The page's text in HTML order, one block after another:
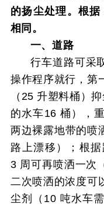
的扬尘处理。根据
相同。
一、道路
行车道路可采
操作程序就行，第
（ 25 升塑料桶）抑
的水车16 桶），
两边裸露地带的喷
路上漂移）；根
3 周可再喷洒一次
二次喷洒的浓度可
尘剂（ 10 吨水车需